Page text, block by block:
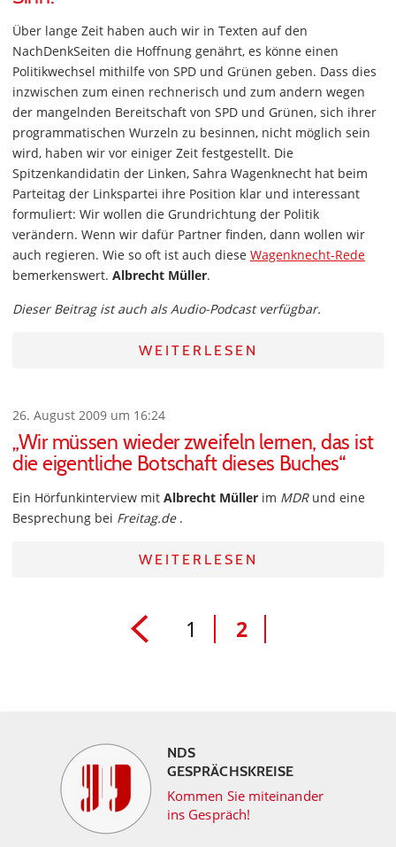
Über lange Zeit haben auch wir in Texten auf den
NachDenkSeiten die Hoffnung genährt, es könne einen
Politikwechsel mithilfe von SPD und Grünen geben. Dass dies
inzwischen zum einen rechnerisch und zum andern wegen
der mangelnden Bereitschaft von SPD und Grünen, sich ihrer
programmatischen Wurzeln zu besinnen, nicht möglich sein
wird, haben wir vor einiger Zeit festgestellt. Die
Spitzenkandidatin der Linken, Sahra Wagenknecht hat beim
Parteitag der Linkspartei ihre Position klar und interessant
formuliert: Wir wollen die Grundrichtung der Politik
verändern. Wenn wir dafür Partner finden, dann wollen wir
auch regieren. Wie so oft ist auch diese Wagenknecht-Rede
bemerkenswert. Albrecht Müller.
Dieser Beitrag ist auch als Audio-Podcast verfügbar.
WEITERLESEN
26. August 2009 um 16:24
„Wir müssen wieder zweifeln lernen, das ist
die eigentliche Botschaft dieses Buches“
Ein Hörfunkinterview mit Albrecht Müller im MDRund eine
Besprechung bei Freitag.de.
WEITERLESEN
1 2
NDS
GESPRÄCHSKREISE
Kommen Sie miteinander
ins Gespräch!